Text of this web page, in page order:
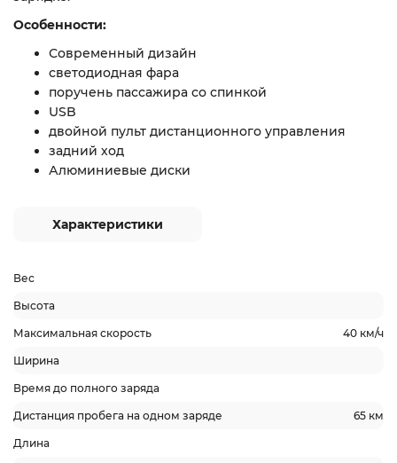
Особенности:
Современный дизайн
светодиодная фара
поручень пассажира со спинкой
USB
двойной пульт дистанционного управления
задний ход
Алюминиевые диски
Характеристики
Вес
Высота
Максимальная скорость 40 км/ч
Ширина
Время до полного заряда
Дистанция пробега на одном заряде 65 км
Длина